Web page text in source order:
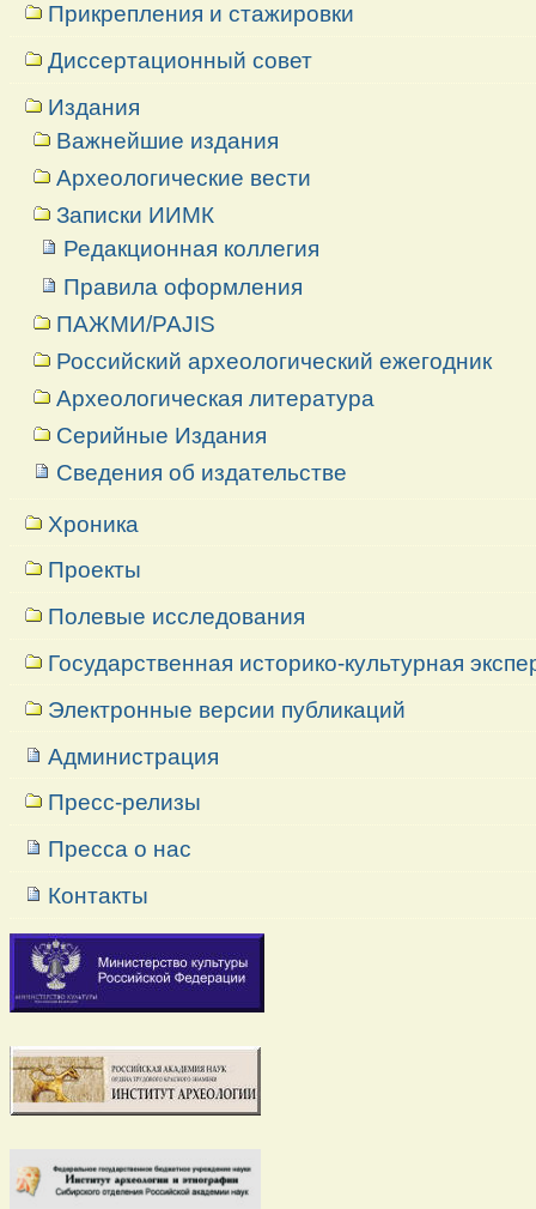
Прикрепления и стажировки
Диссертационный совет
Издания
Важнейшие издания
Археологические вести
Записки ИИМК
Редакционная коллегия
Правила оформления
ПАЖМИ/PAJIS
Российский археологический ежегодник
Археологическая литература
Серийные Издания
Сведения об издательстве
Хроника
Проекты
Полевые исследования
Государственная историко-культурная
Электронные версии публикаций
Администрация
Пресс-релизы
Пресса о нас
Контакты